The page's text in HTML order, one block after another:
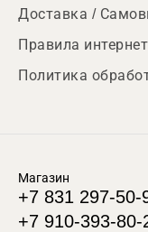
Доставка /
Правила
Политика
Магазин
+7 831 297-50-
+7 910-393-80-